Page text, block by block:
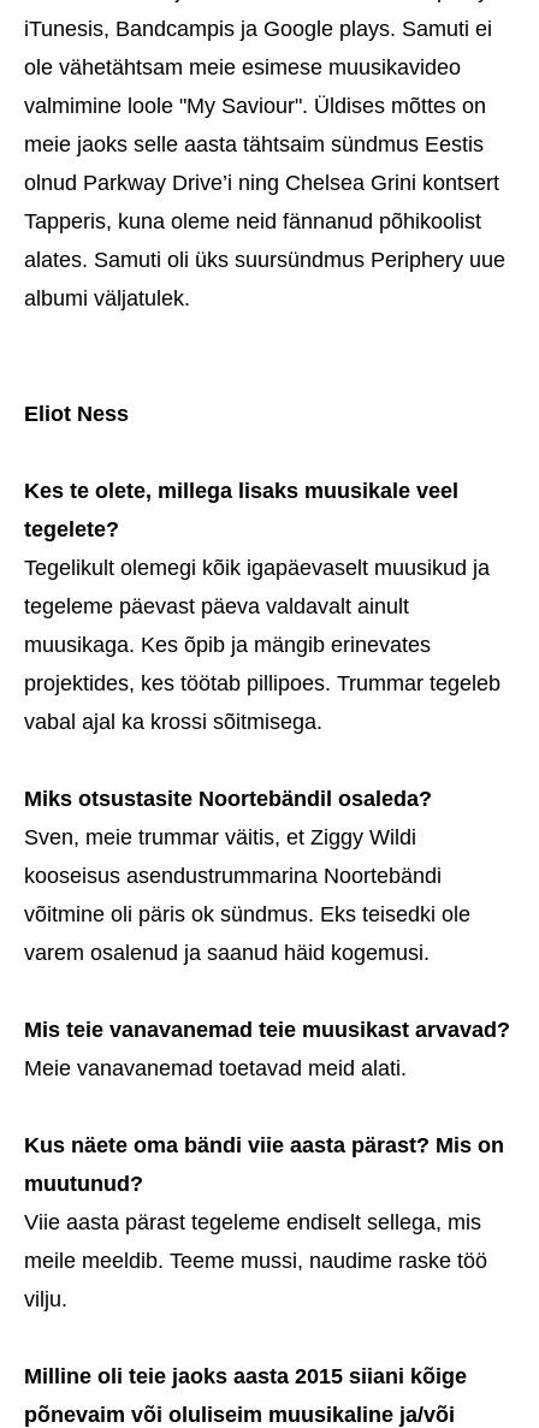
iTunesis, Bandcampis ja Google plays. Samuti ei
ole vähetähtsam meie esimese muusikavideo
valmimine loole "My Saviour". Üldises mõttes on
meie jaoks selle aasta tähtsaim sündmus Eestis
olnud Parkway Drive’i ning Chelsea Grini kontsert
Tapperis, kuna oleme neid fännanud põhikoolist
alates. Samuti oli üks suursündmus Periphery uue
albumi väljatulek.
Eliot Ness
Kes te olete, millega lisaks muusikale veel
tegelete?
Tegelikult olemegi kõik igapäevaselt muusikud ja
tegeleme päevast päeva valdavalt ainult
muusikaga. Kes õpib ja mängib erinevates
projektides, kes töötab pillipoes. Trummar tegeleb
vabal ajal ka krossi sõitmisega.
Miks otsustasite Noortebändil osaleda?
Sven, meie trummar väitis, et Ziggy Wildi
kooseisus asendustrummarina Noortebändi
võitmine oli päris ok sündmus. Eks teisedki ole
varem osalenud ja saanud häid kogemusi.
Mis teie vanavanemad teie muusikast arvavad?
Meie vanavanemad toetavad meid alati.
Kus näete oma bändi viie aasta pärast? Mis on
muutunud?
Viie aasta pärast tegeleme endiselt sellega, mis
meile meeldib. Teeme mussi, naudime raske töö
vilju.
Milline oli teie jaoks aasta 2015 siiani kõige
põnevaim või oluliseim muusikaline ja/või